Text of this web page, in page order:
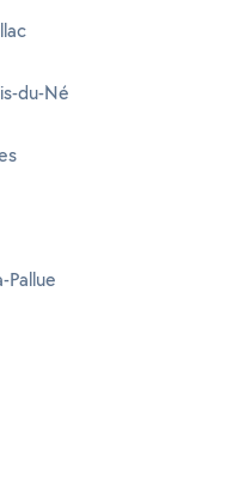
du-Né
Pallue